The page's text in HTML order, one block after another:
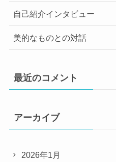
自己紹介インタビュー
美的なものとの対話
最近のコメント
アーカイブ
2026年1月